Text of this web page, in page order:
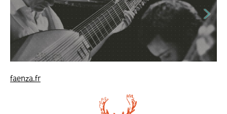
faenza.fr